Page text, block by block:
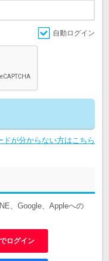
自動ログイン
ドが分からない方はこちら
、Google、Appleへの
ログイン